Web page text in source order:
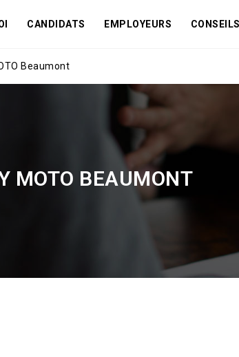
CANDIDATS EMPLOYEURS
Beaumont
MOTO BEAUMONT